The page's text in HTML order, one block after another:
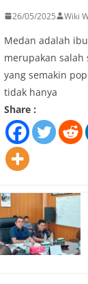
26/05/2025 Wiki
Medan adalah
merupakan salah
yang semakin
tidak hanya
Share :